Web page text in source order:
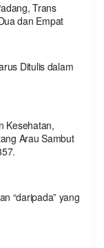
Trans
dan Empat
Ditulis dalam
Kesehatan,
Arau Sambut
“daripada” yang